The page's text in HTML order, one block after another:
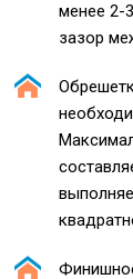
менее 2-
зазор